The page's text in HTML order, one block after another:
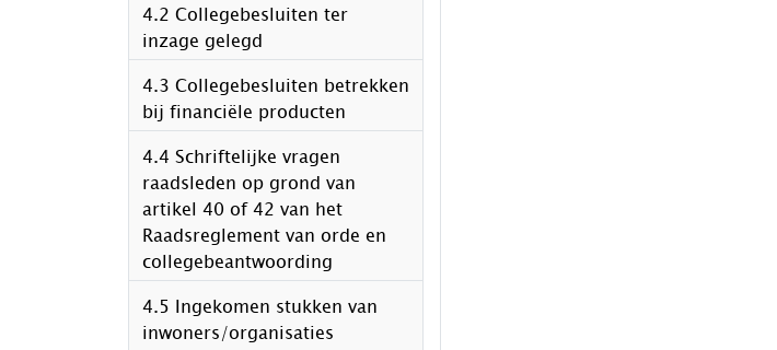
4.2 Collegebesluiten ter
inzage gelegd
4.3 Collegebesluiten betrekken
bij financiële producten
4.4 Schriftelijke vragen
raadsleden op grond van
artikel 40 of 42 van het
Raadsreglement van orde en
collegebeantwoording
4.5 Ingekomen stukken van
inwoners/organisaties